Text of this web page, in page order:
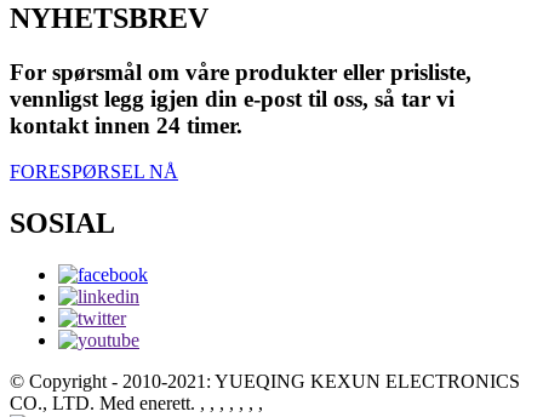
NYHETSBREV
For spørsmål om våre produkter eller prisliste,
vennligst legg igjen din e-post til oss, så tar vi
kontakt innen 24 timer.
FORESPØRSEL NÅ
SOSIAL
© Copyright - 2010-2021: YUEQING KEXUN ELECTRONICS
CO., LTD. Med enerett. , , , , , , ,